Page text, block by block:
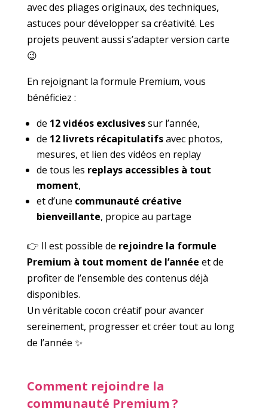
avec des pliages originaux, des techniques,
astuces pour développer sa créativité. Les
projets peuvent aussi s’adapter version carte
😉
En rejoignant la formule Premium, vous
bénéficiez :
de 12 vidéos exclusivessur l’année,
de 12 livrets récapitulatifsavec photos,
mesures, et lien des vidéos en replay
de tous les replays accessibles à tout
moment,
et d’une communauté créative
bienveillante, propice au partage
👉 Il est possible de rejoindre la formule
Premium à tout moment de l’année et de
profiter de l’ensemble des contenus déjà
disponibles.
Un véritable cocon créatif pour avancer
sereinement, progresser et créer tout au long
de l’année ✨
Comment rejoindre la
communauté Premium ?